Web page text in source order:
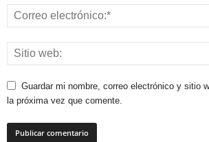
Guardar mi nombre, correo electrónico y sitio
la próxima vez que comente.